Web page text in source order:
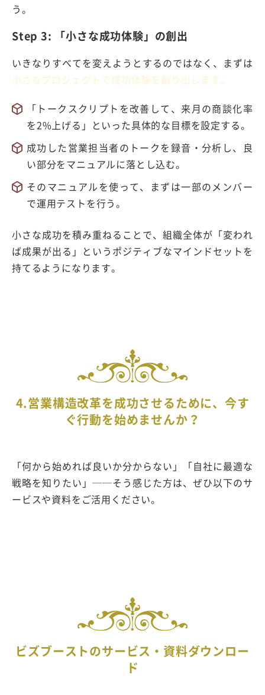
う。
Step 3: 「小さな成功体験」の創出
いきなりすべてを変えようとするのではなく、まずは
小さなプロジェクトで成功体験を創り出します。
「トークスクリプトを改善して、来月の商談化率
を2%上げる」といった具体的な目標を設定する。
成功した営業担当者のトークを録音・分析し、良
い部分をマニュアルに落とし込む。
そのマニュアルを使って、まずは一部のメンバー
で運用テストを行う。
小さな成功を積み重ねることで、組織全体が「変われ
ば成果が出る」というポジティブなマインドセットを
持てるようになります。
4.営業構造改革を成功させるために、今す
ぐ行動を始めませんか？
「何から始めれば良いか分からない」「自社に最適な
戦略を知りたい」──そう感じた方は、ぜひ以下のサ
ービスや資料をご活用ください。
ビズブーストのサービス・資料ダウンロー
ド